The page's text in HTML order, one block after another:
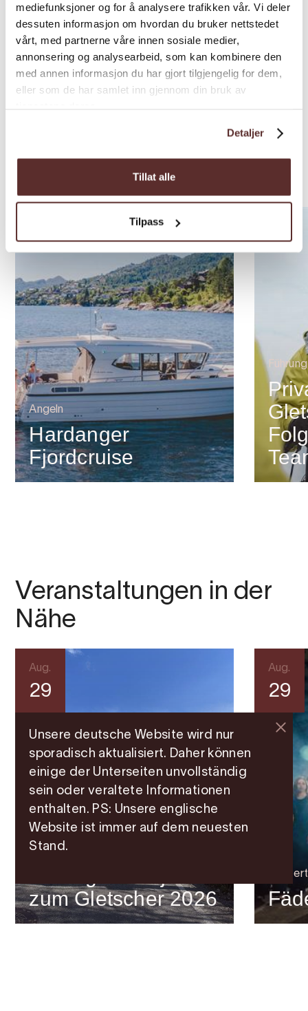
mediefunksjoner og for å analysere trafikken vår. Vi deler
dessuten informasjon om hvordan du bruker nettstedet
vårt, med partnerne våre innen sosiale medier,
annonsering og analysearbeid, som kan kombinere den
med annen informasjon du har gjort tilgjengelig for dem,
eller som de har samlet inn gjennom din bruk av
Detaljer
Tillat alle
Tilpass
Weitere Attraktionen
Angeln
Hardanger
Fjordcruise
Führung
Veranstaltungen in der
Nähe
Aug.
29
Sport
zum Gletscher 2026
Aug.
29
Konzert
Unsere deutsche Website wird nur
sporadisch aktualisiert. Daher können
einige der Unterseiten unvollständig
sein oder veraltete Informationen
enthalten. PS: Unsere englische
Website ist immer auf dem neuesten
Stand.